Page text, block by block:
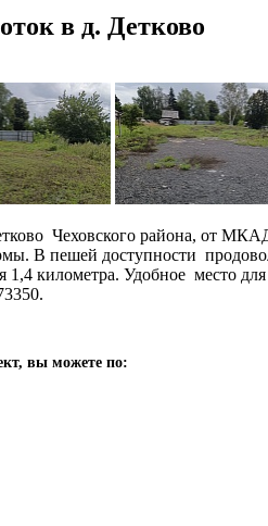
в д. Детково
Чеховского района, от
В пешей доступности
1,4 километра. Удобное место
вы можете по: